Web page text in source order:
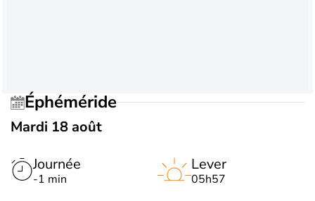
Éphéméride
Mardi 18 août
Journée
-1 min
Lever
05h57